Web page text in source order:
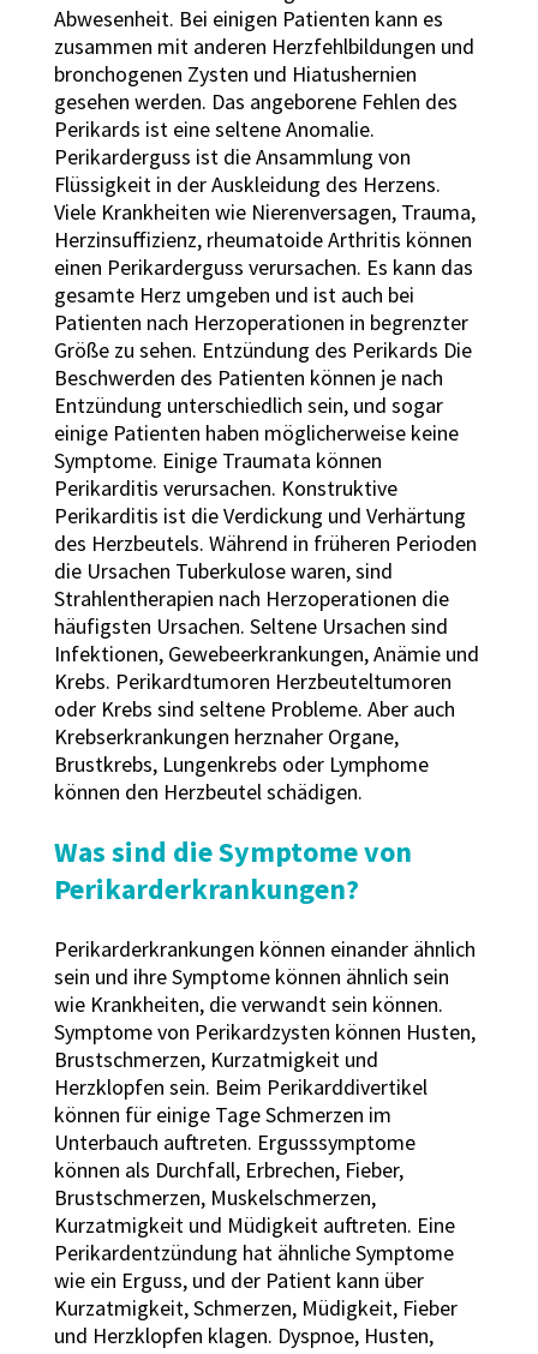
Abwesenheit. Bei einigen Patienten kann es
zusammen mit anderen Herzfehlbildungen und
bronchogenen Zysten und Hiatushernien
gesehen werden. Das angeborene Fehlen des
Perikards ist eine seltene Anomalie.
Perikarderguss ist die Ansammlung von
Flüssigkeit in der Auskleidung des Herzens.
Viele Krankheiten wie Nierenversagen, Trauma,
Herzinsuffizienz, rheumatoide Arthritis können
einen Perikarderguss verursachen. Es kann das
gesamte Herz umgeben und ist auch bei
Patienten nach Herzoperationen in begrenzter
Größe zu sehen. Entzündung des Perikards Die
Beschwerden des Patienten können je nach
Entzündung unterschiedlich sein, und sogar
einige Patienten haben möglicherweise keine
Symptome. Einige Traumata können
Perikarditis verursachen. Konstruktive
Perikarditis ist die Verdickung und Verhärtung
des Herzbeutels. Während in früheren Perioden
die Ursachen Tuberkulose waren, sind
Strahlentherapien nach Herzoperationen die
häufigsten Ursachen. Seltene Ursachen sind
Infektionen, Gewebeerkrankungen, Anämie und
Krebs. Perikardtumoren Herzbeuteltumoren
oder Krebs sind seltene Probleme. Aber auch
Krebserkrankungen herznaher Organe,
Brustkrebs, Lungenkrebs oder Lymphome
können den Herzbeutel schädigen.
Was sind die Symptome von
Perikarderkrankungen?
Perikarderkrankungen können einander ähnlich
sein und ihre Symptome können ähnlich sein
wie Krankheiten, die verwandt sein können.
Symptome von Perikardzysten können Husten,
Brustschmerzen, Kurzatmigkeit und
Herzklopfen sein. Beim Perikarddivertikel
können für einige Tage Schmerzen im
Unterbauch auftreten. Ergusssymptome
können als Durchfall, Erbrechen, Fieber,
Brustschmerzen, Muskelschmerzen,
Kurzatmigkeit und Müdigkeit auftreten. Eine
Perikardentzündung hat ähnliche Symptome
wie ein Erguss, und der Patient kann über
Kurzatmigkeit, Schmerzen, Müdigkeit, Fieber
und Herzklopfen klagen. Dyspnoe, Husten,